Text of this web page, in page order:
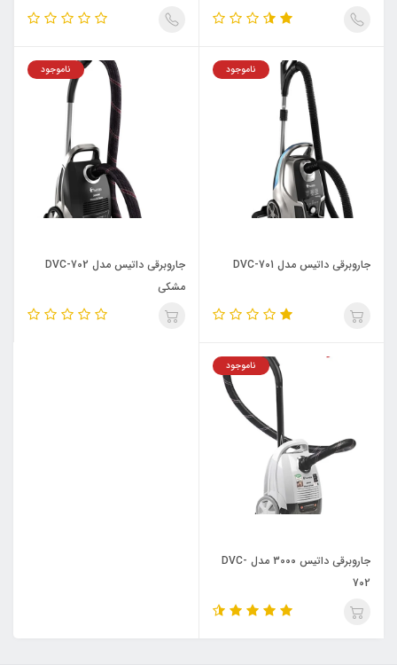
ناموجود
جاروبرقی داتیس مدل DVC-701
ناموجود
جاروبرقی داتیس مدل DVC-702
مشکی
ناموجود
جاروبرقی داتیس 3000 مدل DVC-
702